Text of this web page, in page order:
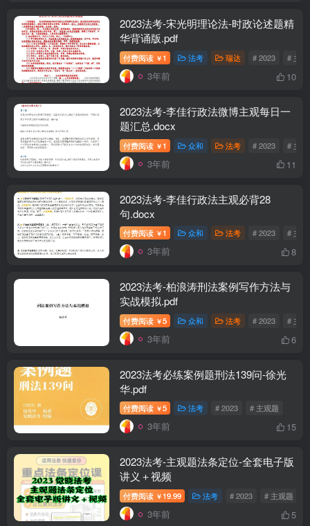
2023法考-宋光明理论法-时政论述题精
华背诵版.pdf
付费阅读 ￥ 1 法考 瑞达 # 2023 # 主
3年前 10
2023法考-李佳行政法微博主观每日一
题汇总.docx
付费阅读 ￥ 1 众和 法考 # 2023 # 主
3年前 11
2023法考-李佳行政法主观必背28
句.docx
付费阅读 ￥ 1 众和 法考 # 2023 # 主
3年前 8
2023法考-柏浪涛刑法案例写作方法与
实战模拟.pdf
付费阅读 ￥5 众和 法考 # 2023 # 主
3年前 6
2023法考必练案例题刑法139问-徐光
华.pdf
付费阅读 ￥5 法考 # 2023 # 主观题
3年前 15
2023法考-主观题法条定位-全套电子版
讲义＋视频
付费阅读 ￥ 19.99 法考 # 2023 # 主观题
3年前 5